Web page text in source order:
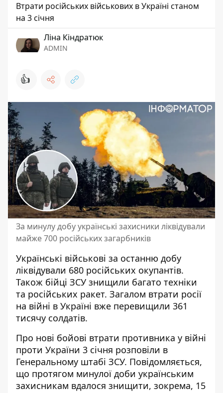
Втрати російських військових в Україні станом
на 3 січня
Ліна Кіндратюк
ADMIN
👍
За минулу добу українські захисники ліквідували
майже 700 російських загарбників
Українські військові за останню добу
ліквідували 680 російських окупантів.
Також бійці ЗСУ знищили багато техніки
та російських ракет. Загалом втрати росії
на війні в Україні вже перевищили 361
тисячу солдатів.
Про нові бойові втрати противника у війні
проти України 3 січня розповіли в
Генеральному штабі ЗСУ. Повідомляється,
що протягом минулої доби українським
захисникам вдалося знищити, зокрема, 15